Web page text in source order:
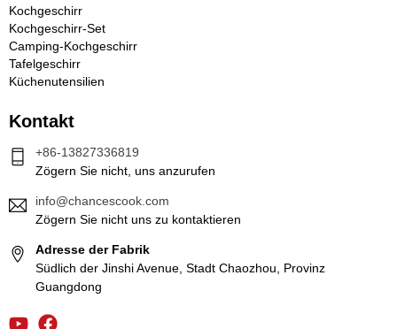
Kochgeschirr
Kochgeschirr-Set
Camping-Kochgeschirr
Tafelgeschirr
Küchenutensilien
Kontakt
+86-13827336819
Zögern Sie nicht, uns anzurufen
info@chancescook.com
Zögern Sie nicht uns zu kontaktieren
Adresse der Fabrik
Südlich der Jinshi Avenue, Stadt Chaozhou, Provinz
Guangdong